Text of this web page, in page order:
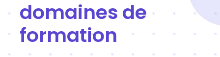
domaines de
formation